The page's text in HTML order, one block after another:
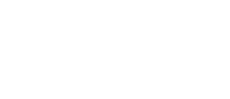
です。
ありません。
です。
ず変更すること